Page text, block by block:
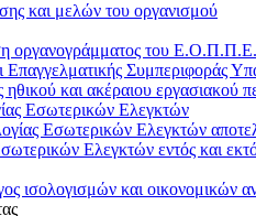
και μελών του οργανισμού
οργανογράμματος του
Επαγγελματικής Συμπεριφοράς
και ακέραιου εργασιακού
Εσωτερικών Ελεγκτών
Εσωτερικών Ελεγκτών
Ελεγκτών εντός και
ισολογισμών και οικονομικών